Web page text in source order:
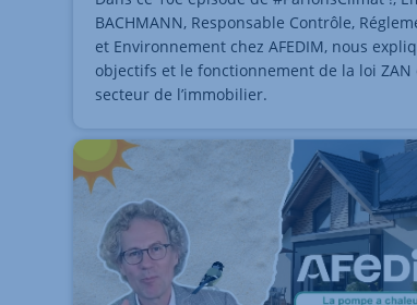
BACHMANN, Responsable Contrôle,
et Environnement chez AFEDIM, nous
objectifs et le fonctionnement de la loi ZAN
secteur de l’immobilier.